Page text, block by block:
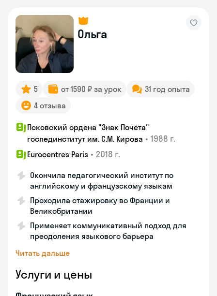
Ольга
5 от 1590 ₽ за урок
31 год опыта
4 отзыва
Псковский ордена "Знак Почёта"
госпединститут им. С.М. Кирова • 1988 г.
Eurocentres Paris • 2018 г.
Окончила педагогический институт по
английскому и французскому языкам
Проходила стажировку во Франции и
Великобритании
Применяет коммуникативный подход для
преодоления языкового барьера
Читать дальше
Услуги и цены